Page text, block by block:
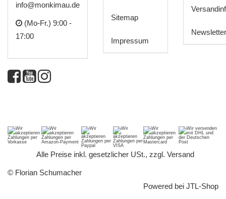
info@monkimau.de
(Mo-Fr.) 9:00 -
17:00
Sitemap
Impressum
Newsletter
Alle Preise inkl. gesetzlicher USt., zzgl. Versand
© Florian Schumacher
Powered bei JTL-Shop